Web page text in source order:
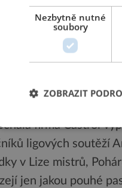
pohyby brankáře.
Aby hráče ve
přidává
psycholog.
firma Castrol
ligových soutěží
v Lize mistrů,
jen jakou pouhé
Nezbytně nutné
soubory
ZOBRAZIT